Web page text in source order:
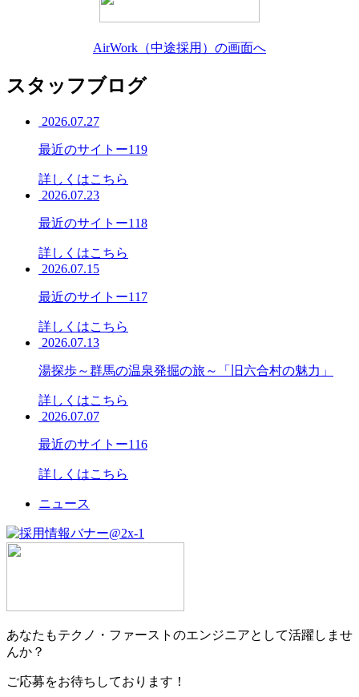
AirWork（中途採用）の画面へ
スタッフブログ
2026.07.27
最近のサイトー119
詳しくはこちら
2026.07.23
最近のサイトー118
詳しくはこちら
2026.07.15
最近のサイトー117
詳しくはこちら
2026.07.13
湯探歩～群馬の温泉発掘の旅～「旧六合村の魅力」
詳しくはこちら
2026.07.07
最近のサイトー116
詳しくはこちら
ニュース
あなたもテクノ・ファーストのエンジニアとして活躍しませ
んか？
ご応募をお待ちしております！